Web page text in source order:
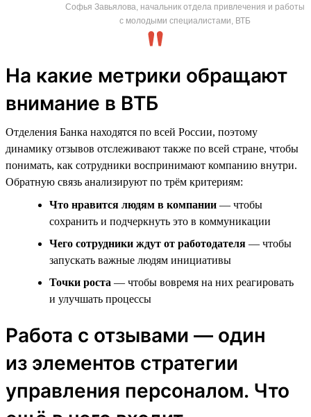
Софья Завьялова, начальник отдела привлечения и работы
с молодыми специалистами, ВТБ
На какие метрики обращают
внимание в ВТБ
Отделения Банка находятся по всей России, поэтому
динамику отзывов отслеживают также по всей стране, чтобы
понимать, как сотрудники воспринимают компанию внутри.
Обратную связь анализируют по трём критериям:
Что нравится людям в компании — чтобы
сохранить и подчеркнуть это в коммуникации
Чего сотрудники ждут от работодателя — чтобы
запускать важные людям инициативы
Точки роста — чтобы вовремя на них реагировать
и улучшать процессы
Работа с отзывами — один
из элементов стратегии
управления персоналом. Что